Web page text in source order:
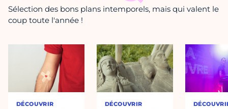
Sélection des bons plans intemporels, mais qui valent le
coup toute l'année !
DÉCOUVRIR DÉCOUVRIR